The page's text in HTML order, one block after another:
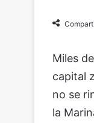
Miles
capital
no se
la